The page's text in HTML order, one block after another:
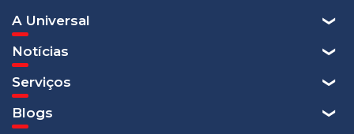
A Universal
Notícias
Serviços
Blogs